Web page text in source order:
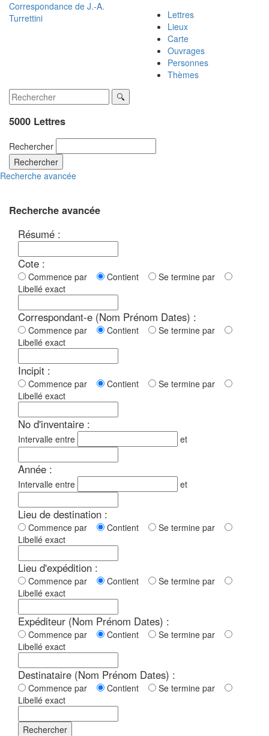
Correspondance de J.-A.
Turrettini
Lettres
Lieux
Carte
Ouvrages
Personnes
Thèmes
5000 Lettres
Rechercher
Rechercher
Recherche avancée
Recherche avancée
Résumé :
Cote :
Commence par Contient
Se termine par
Libellé exact
Correspondant-e (Nom Prénom Dates) :
Commence par Contient
Se termine par
Libellé exact
Incipit :
Commence par Contient
Se termine par
Libellé exact
No d'inventaire :
Intervalle entre et
Année :
Intervalle entre et
Lieu de destination :
Commence par Contient
Se termine par
Libellé exact
Lieu d'expédition :
Commence par Contient
Se termine par
Libellé exact
Expéditeur (Nom Prénom Dates) :
Commence par Contient
Se termine par
Libellé exact
Destinataire (Nom Prénom Dates) :
Commence par Contient
Se termine par
Libellé exact
Rechercher